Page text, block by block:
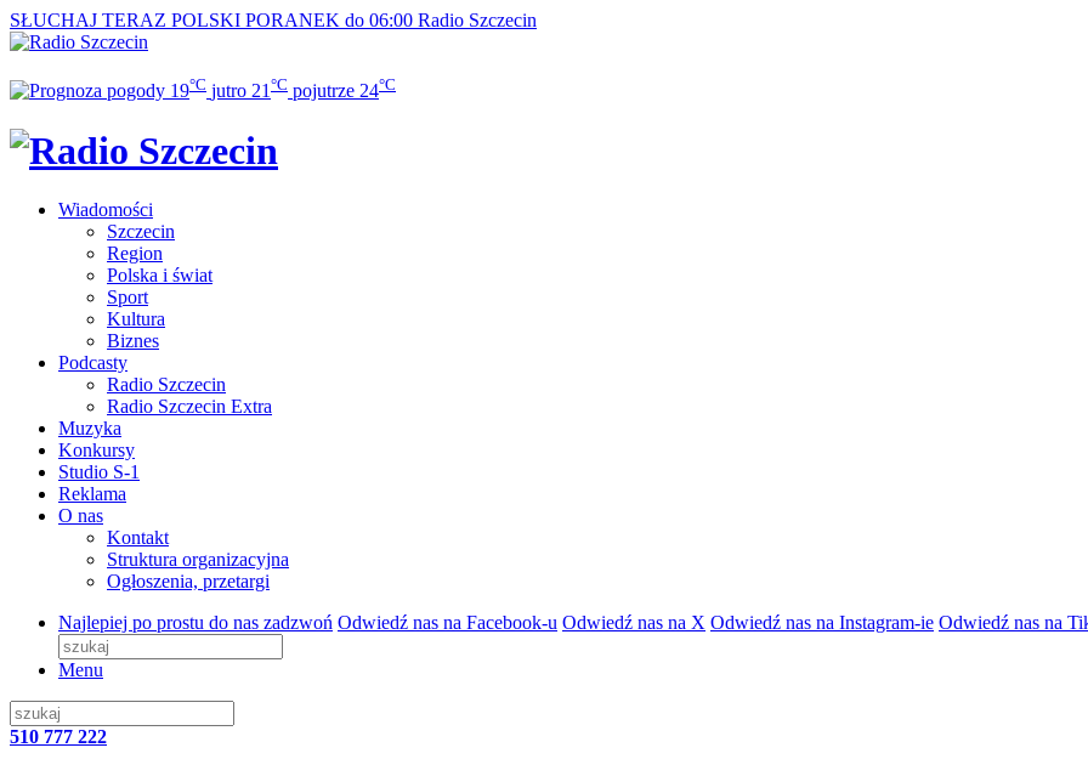
SŁUCHAJ TERAZ POLSKI PORANEK do 06:00 Radio Szczecin
19°C jutro 21 °C pojutrze 24°C
Wiadomości
Szczecin
Region
Polska i świat
Sport
Kultura
Biznes
Podcasty
Radio Szczecin
Radio Szczecin Extra
Muzyka
Konkursy
Studio S-1
Reklama
O nas
Kontakt
Struktura organizacyjna
Ogłoszenia, przetargi
Najlepiej po prostu do nas zadzwoń Odwiedź nas na Facebook-u Odwiedź nas na X Odwiedź nas na Instagram-ie Odwiedź nas na
Menu
510 777 222